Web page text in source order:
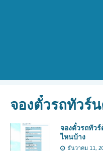
จองตั๋วรถทัวร์
จองตั๋วรถทัว
ไหนบ้าง
ธันวาคม 11,